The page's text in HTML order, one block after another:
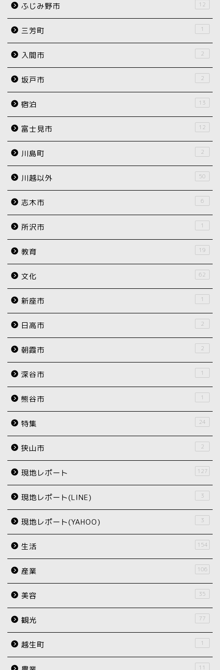
ふじみ野市 12
三芳町 1
入間市 2
坂戸市 2
宿泊 13
富士見市 12
川島町 2
川越以外 50
志木市 6
所沢市 1
教育 19
文化 62
新座市 1
日高市 2
朝霞市 2
深谷市 1
熊谷市 1
特集 24
狭山市 2
現地レポート 127
現地レポート(LINE) 3
現地レポート(YAHOO) 3
生活 154
産業 106
美容 35
観光 77
越生町 1
11